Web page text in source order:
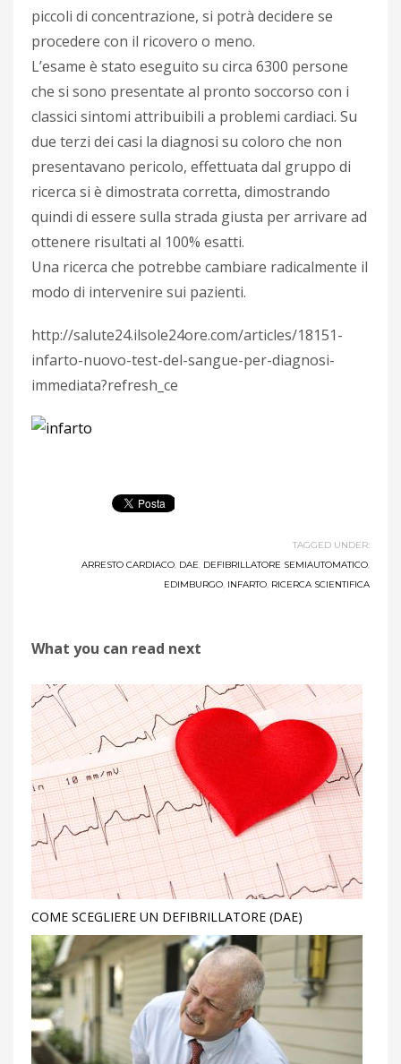
piccoli di concentrazione, si potrà decidere se
procedere con il ricovero o meno.
L’esame è stato eseguito su circa 6300 persone
che si sono presentate al pronto soccorso con i
classici sintomi attribuibili a problemi cardiaci. Su
due terzi dei casi la diagnosi su coloro che non
presentavano pericolo, effettuata dal gruppo di
ricerca si è dimostrata corretta, dimostrando
quindi di essere sulla strada giusta per arrivare ad
ottenere risultati al 100% esatti.
Una ricerca che potrebbe cambiare radicalmente il
modo di intervenire sui pazienti.
http://salute24.ilsole24ore.com/articles/18151-
infarto-nuovo-test-del-sangue-per-diagnosi-
immediata?refresh_ce
TAGGED UNDER:
ARRESTO CARDIACO, DAE, DEFIBRILLATORE SEMIAUTOMATICO,
EDIMBURGO, INFARTO, RICERCA SCIENTIFICA
What you can read next
COME SCEGLIERE UN DEFIBRILLATORE (DAE)